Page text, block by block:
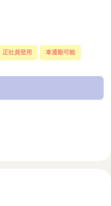
正社員登用 車通勤可能